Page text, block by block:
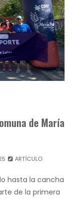
de María
ARTÍCULO
hasta la cancha
de la primera